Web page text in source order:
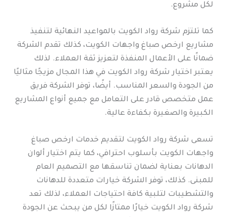
لكل مشروع.
كما تلتزم شركة رواد الكويت بالمواعيد النهائية لتنفيذ
مشاريع ارخص صباغ واجهات الكويت، كذلك تقدم الشركة
ضمانًا على الأعمال المنفذة لتعزيز ثقة العملاء. لذلك
يعتبر اختيار شركة رواد الكويت في هذا المجال مزيجًا مثاليًا
من الجودة والسعر المناسب. أيضًا، توفر الشركة فريق
عمل متخصص قادر على التعامل مع جميع أنواع المشاريع
الكبيرة والصغيرة بكفاءة عالية.
تسعى شركة رواد الكويت لتقديم خدمات ارخص صباغ
واجهات الكويت بأسلوب احترافي، كما يتم اختيار ألوان
الدهانات بعناية لضمان تناسقها مع التصميم العام
للمبنى. كذلك، توفر الشركة خيارات متعددة للدهانات
والتشطيبات لتلبية كافة احتياجات العملاء، لذلك تعد
شركة رواد الكويت خيارًا ممتازًا لكل من يبحث عن الجودة